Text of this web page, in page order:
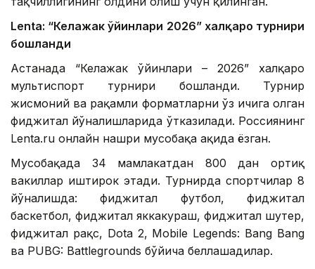
Lentа: “Келажак ўйинлари 2026” халқаро турнири
бошланди
Астанада “Келажак ўйинлари – 2026” халқаро
мультиспорт турнири бошланди. Турнир
жисмоний ва рақамли форматларни ўз ичига олган
фиджитал йўналишларида ўтказилади. Россиянинг
Lenta.ru онлайн нашри мусобақа ҳақида ёзган.
Мусобақада 34 мамлакатдан 800 дан ортиқ
вакиллар иштирок этади. Турнирда спортчилар 8
йўналишда: фиджитал футбол, ​​фиджитал
баскетбол, ​​фиджитал яккакураш, фиджитал шутер,
фиджитал рақс, Dota 2, Mobile Legends: Bang Bang
ва PUBG: Battlegrounds бўйича беллашадилар.